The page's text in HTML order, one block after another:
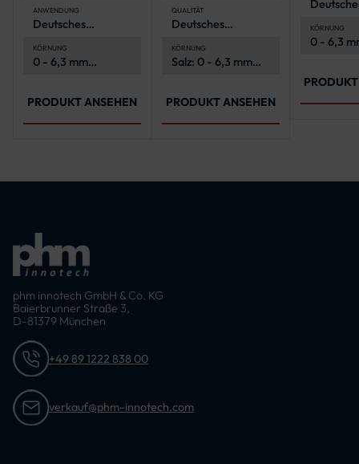
ANWENDUNG
Deutsches
KÖRNUNG
0 - 6,3 mm
PRODUKT ANSEHEN
QUALITÄT
Deutsches
KÖRNUNG
Salz: 0 - 6,3 mm
PRODUKT ANSEHEN
KÖRNUNG
0 - 6,3
phm innotech GmbH & Co. KG
Baierbrunner Straße 3,
D-81379 München
+49 89 1222 838 00
verkauf@phm-innotech.com